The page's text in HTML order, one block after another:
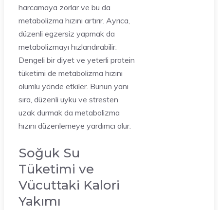
harcamaya zorlar ve bu da
metabolizma hızını artırır. Ayrıca,
düzenli egzersiz yapmak da
metabolizmayı hızlandırabilir.
Dengeli bir diyet ve yeterli protein
tüketimi de metabolizma hızını
olumlu yönde etkiler. Bunun yanı
sıra, düzenli uyku ve stresten
uzak durmak da metabolizma
hızını düzenlemeye yardımcı olur.
Soğuk Su
Tüketimi ve
Vücuttaki Kalori
Yakımı